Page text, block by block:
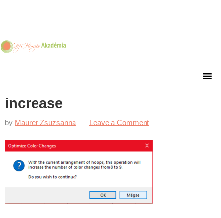
navigation
content
sidebar
increase
by Maurer Zsuzsanna Leave a Comment